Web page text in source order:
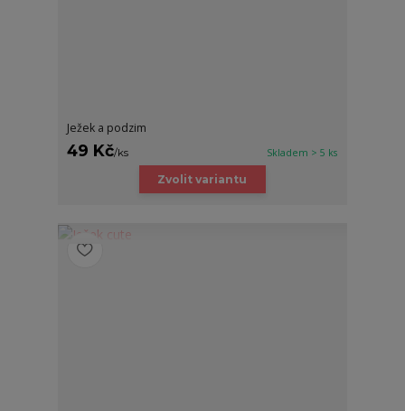
Ježek a podzim
49 Kč/ks Skladem > 5 ks
Zvolit variantu